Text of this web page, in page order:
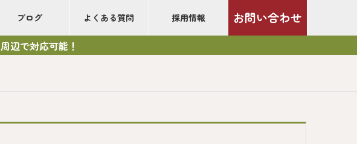
ブログ よくある質問 採用情報 お問い合わせ
周辺で対応可能！